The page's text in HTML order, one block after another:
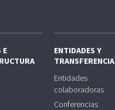
E
ENTIDADES Y
TRANSFERENCIA
Entidades
colaboradoras
Conferencias